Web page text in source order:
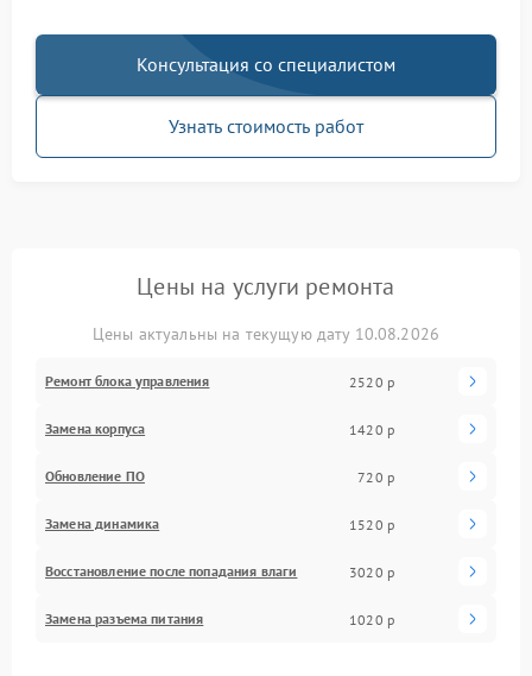
Консультация со специалистом
Узнать стоимость работ
Цены на услуги ремонта
Цены актуальны на текущую дату 10.08.2026
Ремонт блока управления 2520 р
Замена корпуса 1420 р
Обновление ПО 720 р
Замена динамика 1520 р
Восстановление после попадания влаги 3020 р
Замена разъема питания 1020 р